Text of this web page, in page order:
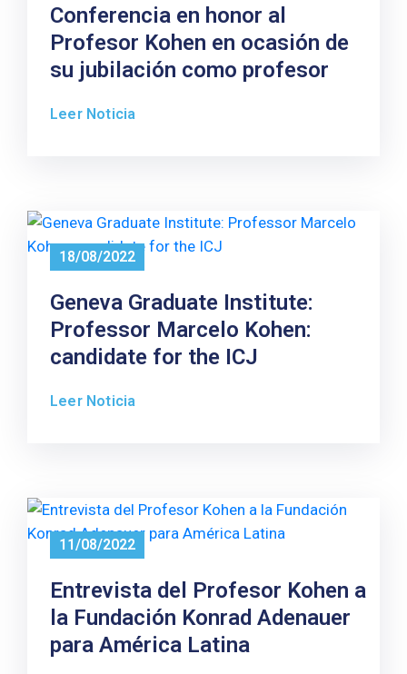
Conferencia en honor al
Profesor Kohen en ocasión de
su jubilación como profesor
Leer Noticia
18/08/2022
Geneva Graduate Institute:
Professor Marcelo Kohen:
candidate for the ICJ
Leer Noticia
11/08/2022
Entrevista del Profesor Kohen a
la Fundación Konrad Adenauer
para América Latina